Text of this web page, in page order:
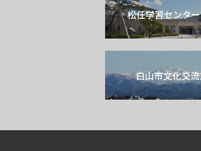
松任学習センタ
白山市文化交